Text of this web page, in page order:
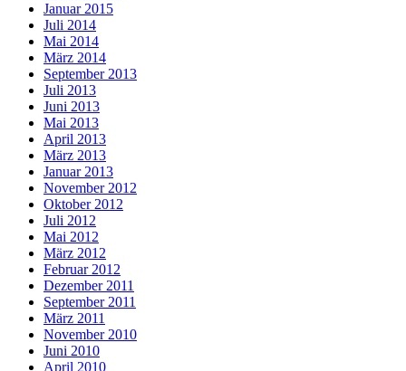
Januar 2015
Juli 2014
Mai 2014
März 2014
September 2013
Juli 2013
Juni 2013
Mai 2013
April 2013
März 2013
Januar 2013
November 2012
Oktober 2012
Juli 2012
Mai 2012
März 2012
Februar 2012
Dezember 2011
September 2011
März 2011
November 2010
Juni 2010
April 2010